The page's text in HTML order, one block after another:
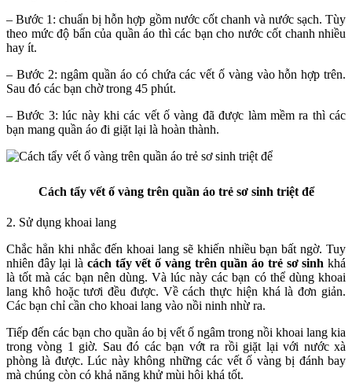
– Bước 1: chuẩn bị hỗn hợp gồm nước cốt chanh và nước sạch. Tùy
theo mức độ bẩn của quần áo thì các bạn cho nước cốt chanh nhiều
hay ít.
– Bước 2: ngâm quần áo có chứa các vết ố vàng vào hỗn hợp trên.
Sau đó các bạn chờ trong 45 phút.
– Bước 3: lúc này khi các vết ố vàng đã được làm mềm ra thì các
bạn mang quần áo đi giặt lại là hoàn thành.
Cách tẩy vết ố vàng trên quần áo trẻ sơ sinh triệt để
2. Sử dụng khoai lang
Chắc hẳn khi nhắc đến khoai lang sẽ khiến nhiều bạn bất ngờ. Tuy
nhiên đây lại là cách tẩy vết ố vàng trên quần áo trẻ sơ sinh khá
là tốt mà các bạn nên dùng. Và lúc này các bạn có thể dùng khoai
lang khô hoặc tươi đều được. Về cách thực hiện khá là đơn giản.
Các bạn chỉ cần cho khoai lang vào nồi ninh nhừ ra.
Tiếp đến các bạn cho quần áo bị vết ố ngâm trong nồi khoai lang kia
trong vòng 1 giờ. Sau đó các bạn vớt ra rồi giặt lại với nước xà
phòng là được. Lúc này không những các vết ố vàng bị đánh bay
mà chúng còn có khả năng khử mùi hôi khá tốt.